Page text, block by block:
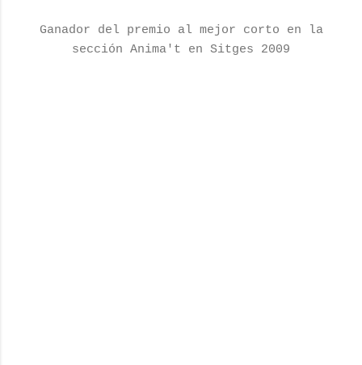
Ganador del premio al mejor corto en la
sección Anima't en Sitges 2009